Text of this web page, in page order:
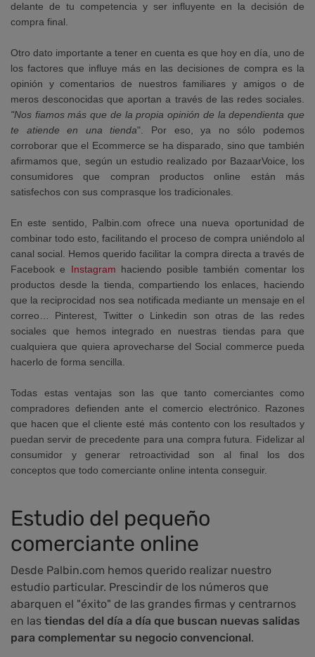
delante de tu competencia y ser influyente en la decisión de
compra final.
Otro dato importante a tener en cuenta es que hoy en día, uno de
los factores que influye más en las decisiones de compra es la
opinión y comentarios de nuestros familiares y amigos o de
meros desconocidas que aportan a través de las redes sociales.
"Nos fiamos más que de la propia opinión de la dependienta que
te atiende en una tienda". Por eso, ya no sólo podemos
corroborar que el Ecommerce se ha disparado, sino que también
afirmamos que, según un estudio realizado por BazaarVoice, los
consumidores que compran productos online están más
satisfechos con sus comprasque los tradicionales.
En este sentido, Palbin.com ofrece una nueva oportunidad de
combinar todo esto, facilitando el proceso de compra uniéndolo al
canal social. Hemos querido facilitar la compra directa a través de
Facebook e Instagram haciendo posible también comentar los
productos desde la tienda, compartiendo los enlaces, haciendo
que la reciprocidad nos sea notificada mediante un mensaje en el
correo… Pinterest, Twitter o Linkedin son otras de las redes
sociales que hemos integrado en nuestras tiendas para que
cualquiera que quiera aprovecharse del Social commerce pueda
hacerlo de forma sencilla.
Todas estas ventajas son las que tanto comerciantes como
compradores defienden ante el comercio electrónico. Razones
que hacen que el cliente esté más contento con los resultados y
puedan servir de precedente para una compra futura. Fidelizar al
consumidor y generar retroactividad son al final los dos
conceptos que todo comerciante online intenta conseguir.
Estudio del pequeño
comerciante online
Desde Palbin.com hemos querido realizar nuestro
estudio particular. Prescindir de los números que
abarquen el "éxito" de las grandes firmas y centrarnos
en las tiendas del día a día que buscan nuevas salidas
para complementar su negocio convencional.